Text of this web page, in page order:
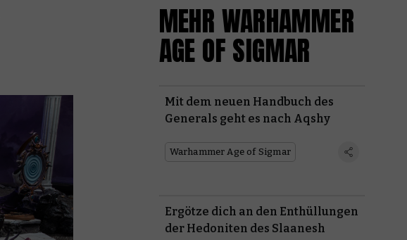
MEHR WARHAMMER
AGE OF SIGMAR
Mit dem neuen Handbuch des
Generals geht es nach Aqshy
Warhammer Age of Sigmar
Ergötze dich an den Enthüllungen
der Hedoniten des Slaanesh